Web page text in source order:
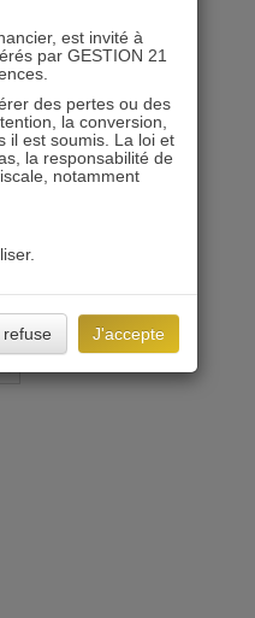
est invité à
par GESTION 21
des pertes ou des
la conversion,
il est soumis. La loi et
la responsabilité de
notamment
refuse J'accepte